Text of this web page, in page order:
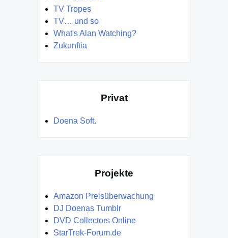
TV Tropes
TV… und so
What's Alan Watching?
Zukunftia
Privat
Doena Soft.
Projekte
Amazon Preisüberwachung
DJ Doenas Tumblr
DVD Collectors Online
StarTrek-Forum.de